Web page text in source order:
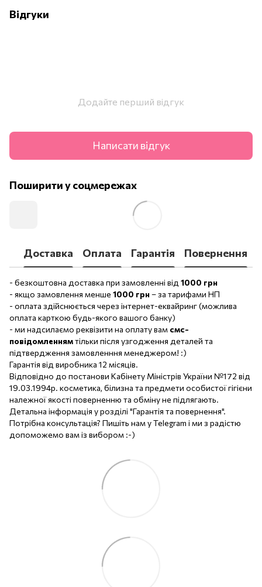
Відгуки
Додайте перший відгук
Написати відгук
Поширити у соцмережах
Доставка Оплата Гарантія Повернення
- безкоштовна доставка при замовленні від 1000 грн
- якщо замовлення менше 1000 грн– за тарифами НП
- оплата здійснюється через інтернет-еквайринг (можлива
оплата карткою будь-якого вашого банку)
- ми надсилаємо реквізити на оплату вам смс-
повідомленнямтільки після узгодження деталей та
підтвердження замовленння менеджером! :)
Гарантія від виробника 12 місяців.
Відповідно до постанови Кабінету Міністрів України №172 від
19.03.1994р. косметика, білизна та предмети особистої гігієни
належної якості поверненню та обміну не підлягають.
Детальна інформація у розділі "Гарантія та повернення".
Потрібна консультація? Пишіть нам у Telegram і ми з радістю
допоможемо вам із вибором :-)